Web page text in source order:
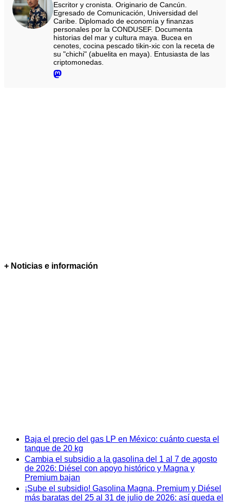
Escritor y cronista. Originario de Cancún.
Egresado de Comunicación, Universidad del
Caribe. Diplomado de economía y finanzas
personales por la CONDUSEF. Documenta
historias del mar y cultura maya. Bucea en
cenotes, cocina pescado tikin-xic con la receta de
su "chichi" (abuelita en maya). Entusiasta de las
criptomonedas.
+ Noticias e información
Baja el precio del gas LP en México: cuánto cuesta el
tanque de 20 kg
Cambia el subsidio a la gasolina del 1 al 7 de agosto
de 2026: Diésel con apoyo histórico y Magna y
Premium bajan
¡Sube el subsidio! Gasolina Magna, Premium y Diésel
más baratas del 25 al 31 de julio de 2026: así queda el